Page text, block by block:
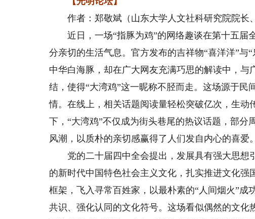
作者：郑敬斌（山东大学人文社科研究院院长、
近日，一场“指豚为鸡”的网络趣谈在第十五届
分亲切的生活气息。官方发布的吉祥物“喜洋洋”与
中华白海豚，却在广大网友充满巧思的解读中，
结，使得“大湾鸡”这一昵称不胫而走。这场源于民
情。在线上，相关话题阅读量轻松突破亿次，生
下，“大湾鸡”不仅成为街头巷尾的热议话题，部
风潮，以质朴的亲切感赢得了人们发自内心的喜爱。
党的二十届四中全会提出，发展具有强大思想
的新时代中国特色社会主义文化，扎实推进文化强
框架，飞入寻常百姓家，以最朴素的“人间烟火”
共识、强化认同的文化符号。这场看似偶然的文